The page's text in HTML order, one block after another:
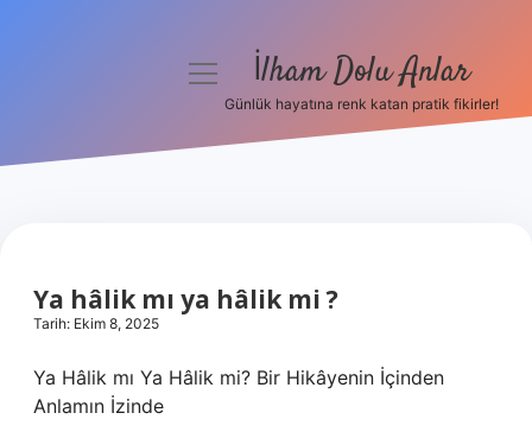
Hakkımızda
menüyü İlham Dolu Anlar
Günlük hayatına renk katan pratik fikirler!
Ya hâlik mı ya hâlik mi ?
Tarih: Ekim 8, 2025
Ya Hâlik mı Ya Hâlik mi? Bir Hikâyenin İçinden
Anlamın İzinde